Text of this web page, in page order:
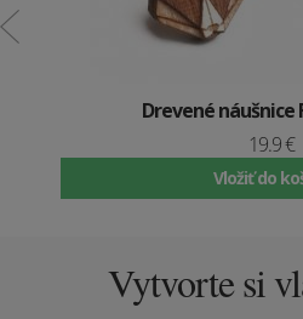
Drevené náušnice
19.9 €
Vložiť do
Vytvorte si